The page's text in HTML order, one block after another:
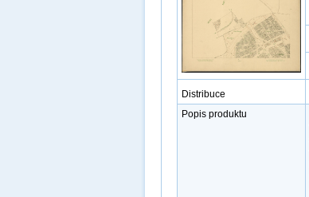
Distribuce
Popis produktu